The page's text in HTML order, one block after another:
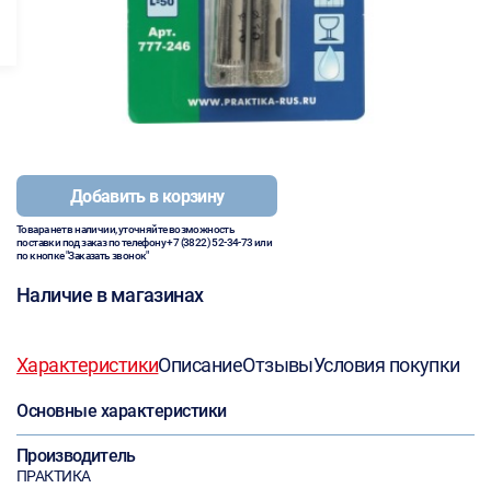
Добавить в корзину
Товара нет в наличии, уточняйте возможность
поставки под заказ по телефону+7 (3822) 52-34-73или
по кнопке "Заказать звонок"
Наличие в магазинах
ХарактеристикиОписаниеОтзывыУсловия покупки
Основные характеристики
Производитель
ПРАКТИКА